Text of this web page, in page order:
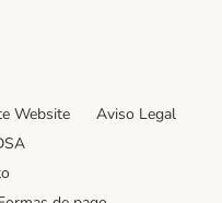
Website
Aviso Legal